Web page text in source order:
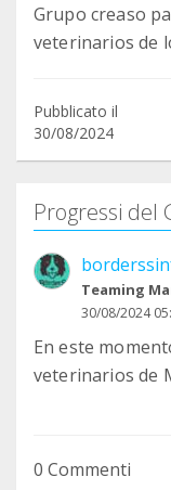
Grupo creaso
veterinarios de
Pubblicato il
30/08/2024
Progressi del
Teaming
30/08/2024
En este
veterinarios de
0 Commenti